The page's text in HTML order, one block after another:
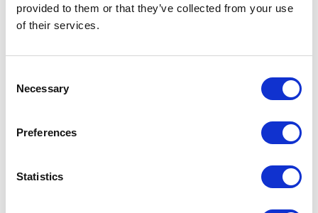
provided to them or that they’ve collected from your use
of their services.
Selection
Necessary
Preferences
Statistics
ALBERT CARRERAS
SHARE IT: